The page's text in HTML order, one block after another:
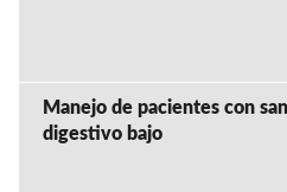
Manejo de pacientes con
digestivo bajo